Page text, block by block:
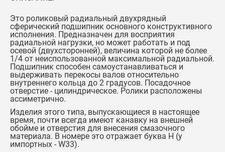
Это роликовый радиальный двухрядный
сферический подшипник основного конструктивного
исполнения. Предназначен для восприятия
радиальной нагрузки, но может работать и под
осевой (двухсторонней), величина которой не более
1/4 от неиспользованной максимальной радиальной.
Подшипник способен самоустанавливаться и
выдерживать перекосы валов относительно
внутреннего кольца до 2 градусов. Посадочное
отверстие - цилиндрическое. Ролики расположены
ассиметрично.
Изделия этого типа, выпускающиеся в настоящее
время, почти всегда имеют канавку на внешней
обойме и отверстия для внесения смазочного
материала. В номере это отражает буква Н (у
импортных - W33).